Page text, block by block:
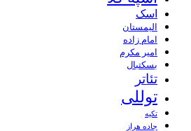
اسک
الیمستان
امام زاده
امیر مکرم
بسکتبال
تئاتر
توللی
تکیه
جاده هراز